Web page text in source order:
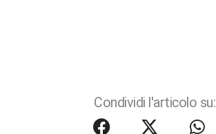
Condividi l'articolo su: